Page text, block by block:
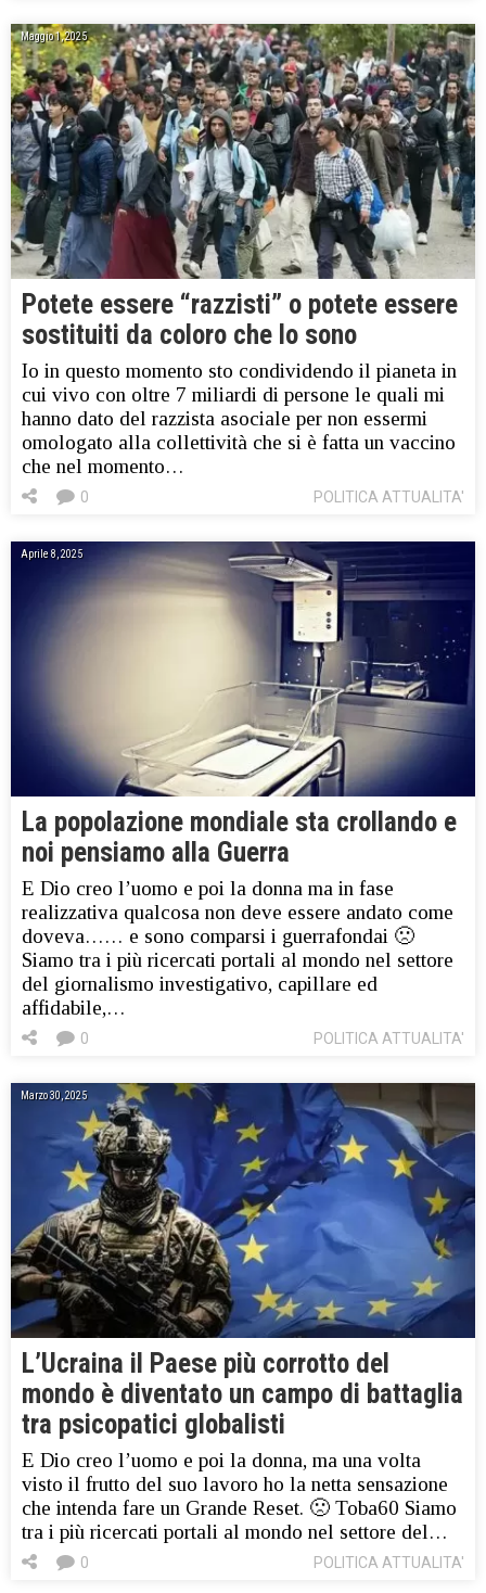
Maggio 1, 2025
Potete essere “razzisti” o potete essere
sostituiti da coloro che lo sono
Io in questo momento sto condividendo il pianeta in
cui vivo con oltre 7 miliardi di persone le quali mi
hanno dato del razzista asociale per non essermi
omologato alla collettività che si è fatta un vaccino
che nel momento…
POLITICA ATTUALITA'
0
Aprile 8, 2025
La popolazione mondiale sta crollando e
noi pensiamo alla Guerra
E Dio creo l’uomo e poi la donna ma in fase
realizzativa qualcosa non deve essere andato come
doveva…… e sono comparsi i guerrafondai 🙁
Siamo tra i più ricercati portali al mondo nel settore
del giornalismo investigativo, capillare ed
affidabile,…
POLITICA ATTUALITA'
0
Marzo 30, 2025
L’Ucraina il Paese più corrotto del
mondo è diventato un campo di battaglia
tra psicopatici globalisti
E Dio creo l’uomo e poi la donna, ma una volta
visto il frutto del suo lavoro ho la netta sensazione
che intenda fare un Grande Reset. 🙁 Toba60 Siamo
tra i più ricercati portali al mondo nel settore del…
POLITICA ATTUALITA'
0